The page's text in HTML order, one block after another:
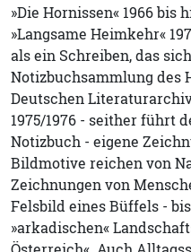
»Die Hornissen« 1966 bis
»Langsame Heimkehr«
als ein Schreiben, das
Notizbuchsammlung des
Deutschen
1975/1976 - seither führt
Notizbuch - eigene
Bildmotive reichen von
Zeichnungen von
Felsbild eines Büffels -
»arkadischen«